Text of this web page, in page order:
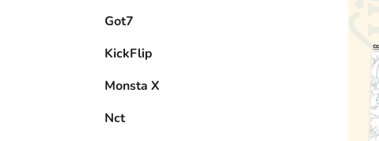
Got7
KickFlip
Monsta X
Nct